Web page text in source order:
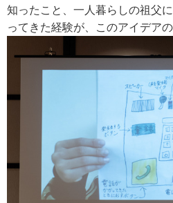
知ったこと、一人暮らしの祖父
ってきた経験が、このアイデア